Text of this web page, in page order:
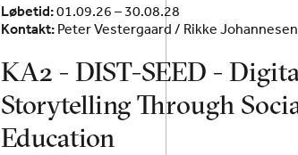
Løbetid:01.09.26 – 30.08.28
Kontakt: Peter Vestergaard / Rikke Johannesen
KA2 - DIST-SEED -
Storytelling Through
Education